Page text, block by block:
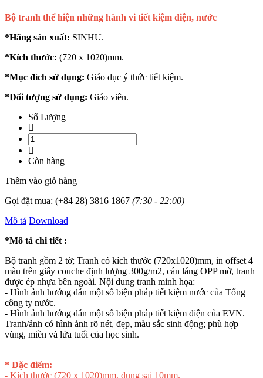
Bộ tranh thể hiện những hành vi tiết kiệm điện, nước
*Hãng sản xuất: SINHU.
*Kích thước: (720 x 1020)mm.
*Mục đích sử dụng: Giáo dục ý thức tiết kiệm.
*Đối tượng sử dụng: Giáo viên.
Số Lượng
Còn hàng
Thêm vào giỏ hàng
Gọi đặt mua: (+84 28) 3816 1867 (7:30 - 22:00)
Mô tả Download
*Mô tả chi tiết :
Bộ tranh gồm 2 tờ; Tranh có kích thước (720x1020)mm, in offset 4
màu trên giấy couche định lượng 300g/m2, cán láng OPP mờ, tranh
được ép nhựa bên ngoài. Nội dung tranh minh họa:
- Hình ảnh hướng dẫn một số biện pháp tiết kiệm nước của Tổng
công ty nước.
- Hình ảnh hướng dẫn một số biện pháp tiết kiệm điện của EVN.
Tranh/ảnh có hình ảnh rõ nét, đẹp, màu sắc sinh động; phù hợp
vùng, miền và lứa tuổi của học sinh.
* Đặc điểm:
- Kích thước (720 x 1020)mm, dung sai 10mm.